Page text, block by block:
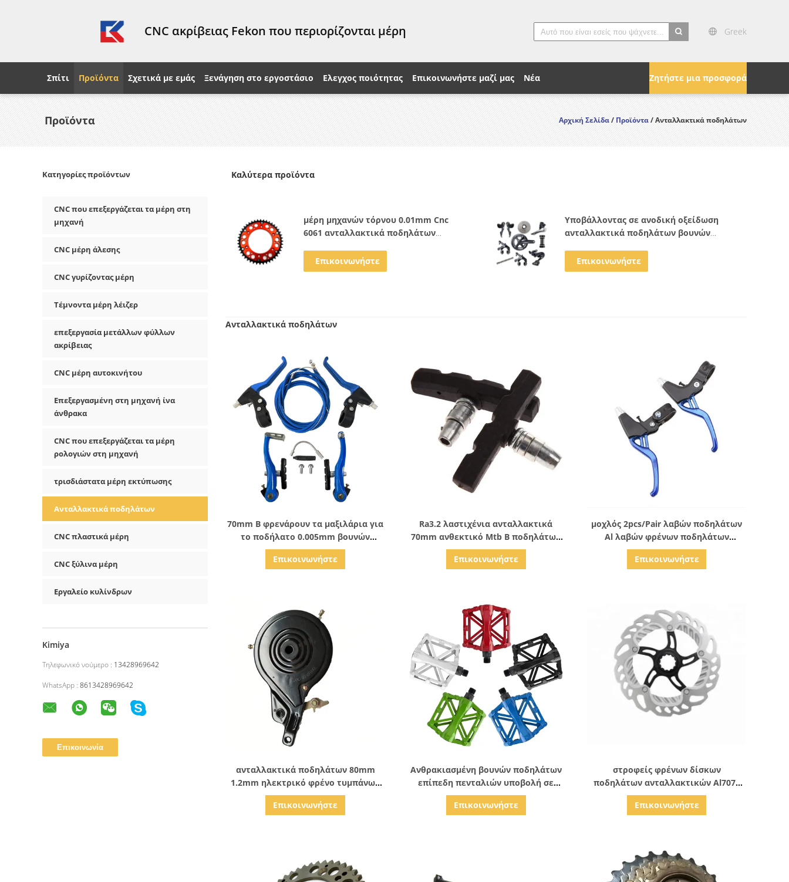
CNC ακρίβειας Fekon που περιορίζονται μέρη Greek
Ζητήστε μια προσφορά
Σπίτι Προϊόντα Σχετικά με εμάς Ξενάγηση στο εργοστάσιο Ελεγχος ποιότητας Επικοινωνήστε μαζί μας Νέα
Προϊόντα Αρχική Σελίδα/Προϊόντα/ Ανταλλακτικά ποδηλάτων
Κατηγορίες προϊόντων
CNC που επεξεργάζεται τα μέρη στη
μηχανή
CNC μέρη άλεσης
CNC γυρίζοντας μέρη
Τέμνοντα μέρη λέιζερ
επεξεργασία μετάλλων φύλλων
ακρίβειας
CNC μέρη αυτοκινήτου
Επεξεργασμένη στη μηχανή ίνα
άνθρακα
CNC που επεξεργάζεται τα μέρη
ρολογιών στη μηχανή
τρισδιάστατα μέρη εκτύπωσης
Ανταλλακτικά ποδηλάτων
CNC πλαστικά μέρη
CNC ξύλινα μέρη
Εργαλείο κυλίνδρων
Kimiya
Τηλεφωνικό νούμερο : 13428969642
WhatsApp : 8613428969642
Καλύτερα προϊόντα
μέρη μηχανών τόρνου 0.01mm Cnc
6061 ανταλλακτικά ποδηλάτων
Επικοινωνήστε
Υποβάλλοντας σε ανοδική οξείδωση
ανταλλακτικά ποδηλάτων βουνών
ποδηλάτων
Επικοινωνήστε
Ανταλλακτικά ποδηλάτων
70mm Β φρενάρουν τα μαξιλάρια για
το ποδήλατο 0.005mm βουνών
παπούτσι φρένων ποδηλάτων
ανθεκτικό
Επικοινωνήστε
Ra3.2 λαστιχένια ανταλλακτικά
70mm ανθεκτικό Mtb Β ποδηλάτων
χάλυβα μαξιλάρια φρένων
Επικοινωνήστε
μοχλός 2pcs/Pair λαβών ποδηλάτων
Al λαβών φρένων ποδηλάτων
βουνών 22mm
Επικοινωνήστε
ανταλλακτικά ποδηλάτων 80mm
1.2mm ηλεκτρικό φρένο τυμπάνων
μηχανικών δίκυκλων
Επικοινωνήστε
Ανθρακιασμένη βουνών ποδηλάτων
επίπεδη πενταλιών υποβολή σε
ανοδική οξείδωση μερών ποδηλάτων
ABS επεξεργασμένη στη μηχανή Cnc
Επικοινωνήστε
στροφείς φρένων δίσκων
ποδηλάτων ανταλλακτικών Al7075
ποδηλάτων 140/160/180/203mm
Επικοινωνήστε